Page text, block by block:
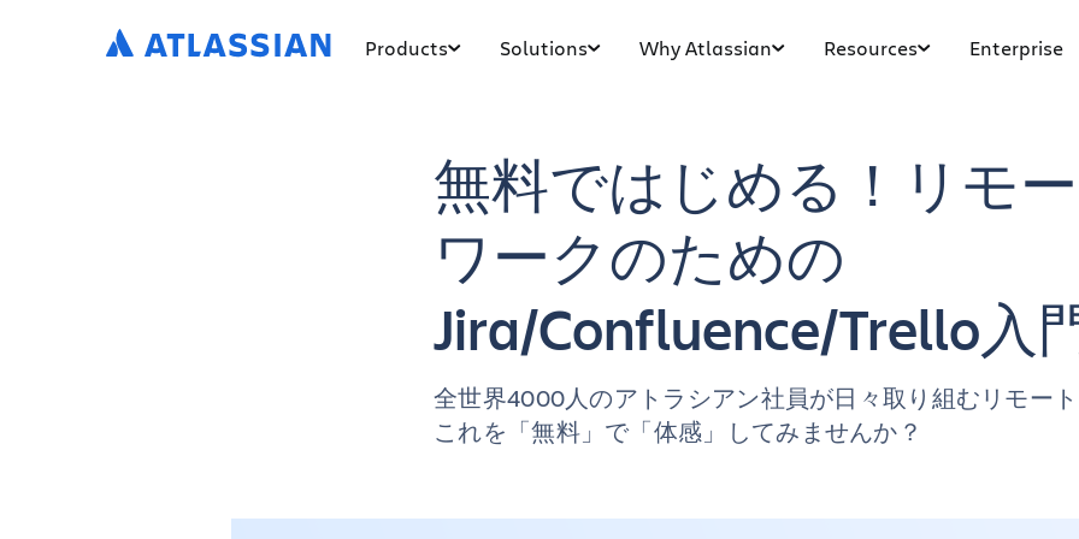
Products Solutions Why Atlassian Resources Enterprise
無料ではじめる！リモ
ワークのための
Jira/Confluence/Trello入
全世界4000人のアトラシアン社員が日々取り組むリモート
これを「無料」で「体感」してみませんか？